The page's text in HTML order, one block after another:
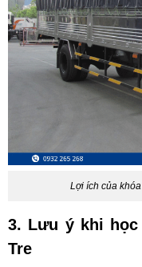
Lợi ích của
3. Lưu ý khi
Tre